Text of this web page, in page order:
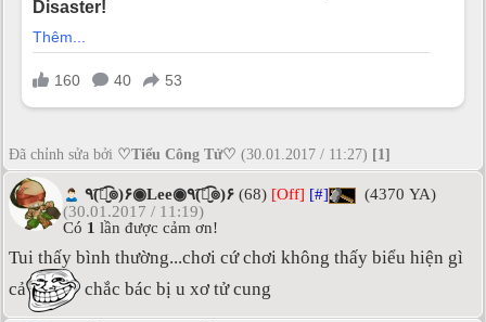
Đã chỉnh sửa bởi ♡Tiểu Công Tử♡ (30.01.2017 / 11:27) [1]
٩(͡๏̮͡๏)۶◉Lee◉٩(͡๏̮͡๏)۶ (68) [Off] [#]
(4370 YA)
(30.01.2017 / 11:19)
Có 1 lần được cảm ơn!
Tui thấy bình thường...chơi cứ chơi không thấy biểu hiện gì
cả
chắc bác bị u xơ tử cung